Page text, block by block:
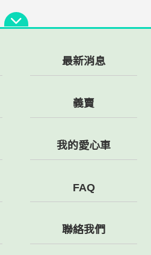
最新消息
義賣
我的愛心車
FAQ
聯絡我們